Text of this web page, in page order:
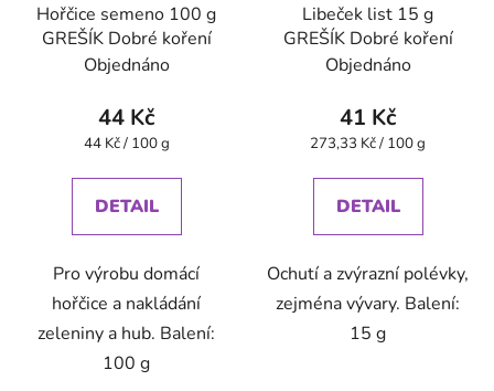
Hořčice semeno 100 g
GREŠÍK Dobré koření
Objednáno
44 Kč
Měrná
44 Kč / 100 g
DETAIL
Pro výrobu domácí
hořčice a nakládání
zeleniny a hub. Balení:
100 g
Libeček list 15 g
GREŠÍK Dobré koření
Objednáno
41 Kč
Měrná
273,33 Kč / 100 g
DETAIL
Ochutí a zvýrazní polévky,
zejména vývary. Balení:
15 g